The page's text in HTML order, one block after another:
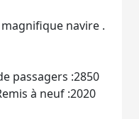
navire .
passagers :2850
à neuf :2020